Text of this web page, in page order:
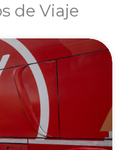
de Viaje